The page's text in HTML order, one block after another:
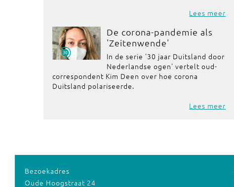
Lees meer
De corona-pandemie als
'Zeitenwende'
In de serie '30 jaar Duitsland door
Nederlandse ogen' vertelt oud-
correspondent Kim Deen over hoe corona
Duitsland polariseerde.
Lees meer
Bezoekadres
Oude Hoogstraat 24